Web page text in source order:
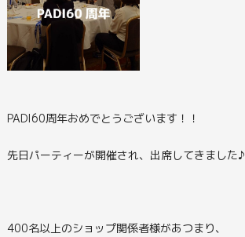
PADI60周年おめでとうございます！！
先日パーティーが開催され、出席してきました♪
400名以上のショップ関係者様があつまり、